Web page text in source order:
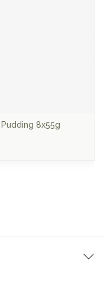
8x55g